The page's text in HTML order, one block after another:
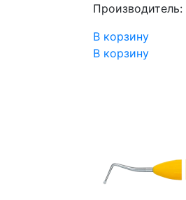
В корзину
В корзину